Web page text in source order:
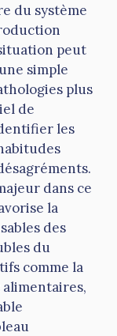
du système
peut
simple
plus
de
les
dans ce
la
des
du
comme la